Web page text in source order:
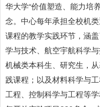
华大学“价值塑造、能力培
念。中心每年承担全校机
课程的教学实践环节，涵
学与技术、航空宇航科学
机械类本科生、研究生，
践课程；以及材料科学与
工程、控制科学与工程等